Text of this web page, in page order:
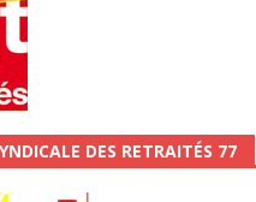
DES RETRAITÉS 77